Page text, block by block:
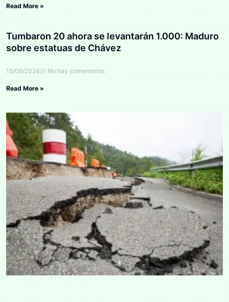
Read More »
Tumbaron 20 ahora se levantarán 1.000: Maduro
sobre estatuas de Chávez
15/08/2024 No hay comentarios
Read More »